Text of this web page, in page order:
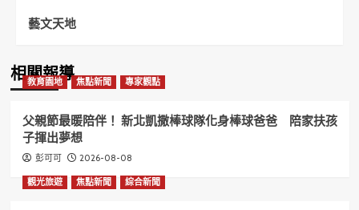
藝文天地
相關報導
教育園地 焦點新聞 專家觀點
父親節最暖陪伴！ 新北凱撒棒球隊化身棒球爸爸 陪家扶孩
子揮出夢想
彭可可 2026-08-08
觀光旅遊 焦點新聞 綜合新聞